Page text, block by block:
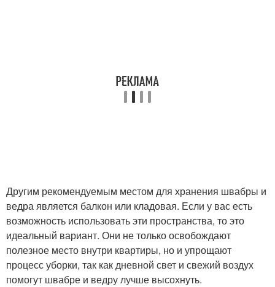
Другим рекомендуемым местом для хранения швабры и
ведра является балкон или кладовая. Если у вас есть
возможность использовать эти пространства, то это
идеальный вариант. Они не только освобождают
полезное место внутри квартиры, но и упрощают
процесс уборки, так как дневной свет и свежий воздух
помогут швабре и ведру лучше высохнуть.